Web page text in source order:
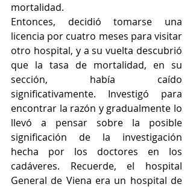
mortalidad.
Entonces, decidió tomarse una
licencia por cuatro meses para visitar
otro hospital, y a su vuelta descubrió
que la tasa de mortalidad, en su
sección, había caído
significativamente. Investigó para
encontrar la razón y gradualmente lo
llevó a pensar sobre la posible
significación de la investigación
hecha por los doctores en los
cadáveres. Recuerde, el hospital
General de Viena era un hospital de